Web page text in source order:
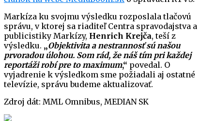
Markíza ku svojmu výsledku rozposlala tlačovú
správu, v ktorej sa riaditeľ Centra spravodajstva a
publicistiky Markízy, Henrich Krejča, teší z
výsledku. „Objektivita a nestrannosť sú našou
prvoradou úlohou. Som rád, že náš tím pri každej
reportáži robí pre to maximum,“ povedal. O
vyjadrenie k výsledkom sme požiadali aj ostatné
televízie, správu budeme aktualizovať.
Zdroj dát: MML Omnibus, MEDIAN SK